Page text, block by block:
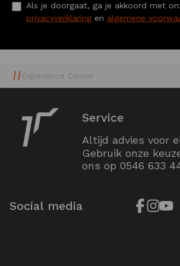
Als je doorgaat, ga je akkoord met
privacyverklaring en algemene
Experience Center
Service
Altijd advies voor
Gebruik onze
ons op 0546 633
Social media